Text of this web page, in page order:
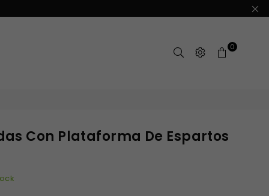
0
Con Plataforma De Espartos